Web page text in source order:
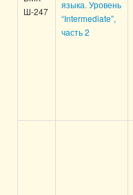
Ш-247
языка. Уровень
“Intermediate”,
часть 2